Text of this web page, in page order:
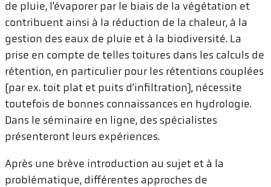
de pluie, l’évaporer par le biais de la végétation et
contribuent ainsi à la réduction de la chaleur, à la
gestion des eaux de pluie et à la biodiversité. La
prise en compte de telles toitures dans les calculs de
rétention, en particulier pour les rétentions couplées
(par ex. toit plat et puits d’infiltration), nécessite
toutefois de bonnes connaissances en hydrologie.
Dans le séminaire en ligne, des spécialistes
présenteront leurs expériences.
Après une brève introduction au sujet et à la
problématique, différentes approches de